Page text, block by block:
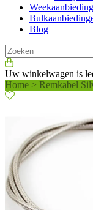
Blog
Uw winkelwagen is
Home > Remkabel